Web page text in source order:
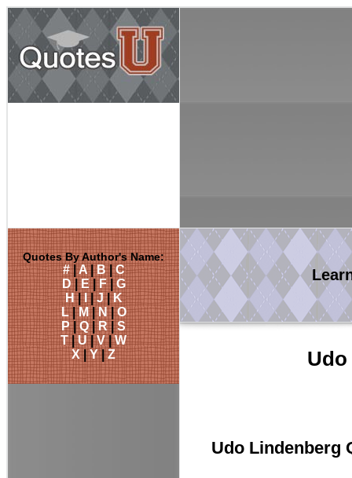
Quotes By Author's Name:
#|A|B|C
D|E|F|G
H|I |J|K
L|M|N|O
P|Q|R|S
T|U|V|W
X|Y|Z
Udo Lindenberg